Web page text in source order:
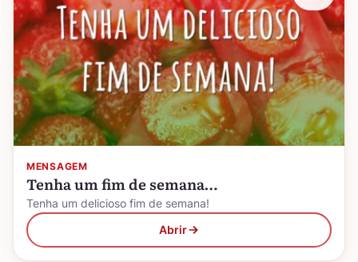
MENSAGEM
Tenha um fim de semana…
Tenha um delicioso fim de semana!
Abrir